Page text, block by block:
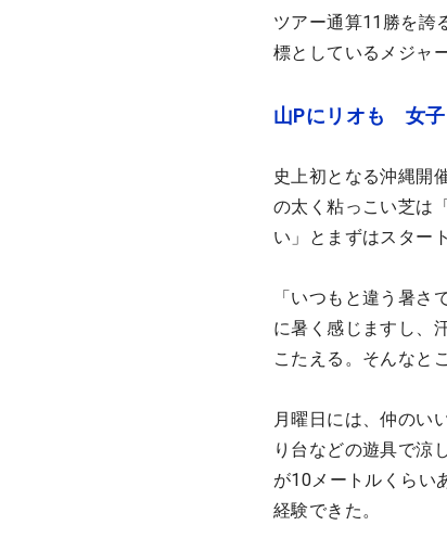
ツアー通算11勝を誇
標としているメジャ
山Pにリオも 女子
史上初となる沖縄開
の太く粘っこい芝は
い」とまずはスター
「いつもと違う暑
に暑く感じますし、
こたえる。そんなと
月曜日には、仲のい
り台などの遊具で涼
が10メートルくらい
経験できた。